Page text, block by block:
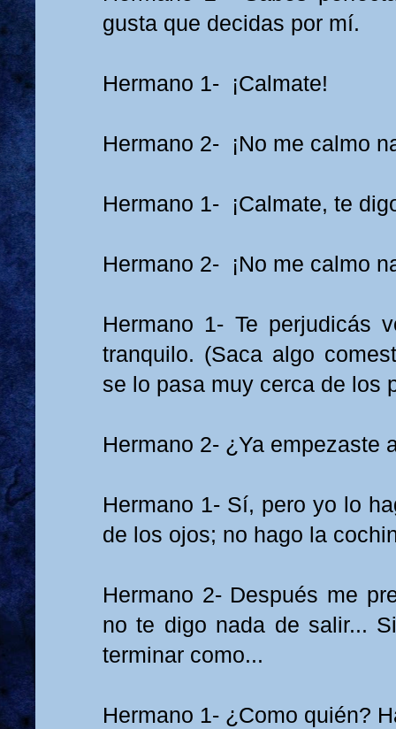
gusta que decidas por mí.
Hermano 1- ¡Calmate!
Hermano 2- ¡No me calmo
Hermano 1- ¡Calmate, te
Hermano 2- ¡No me calmo
Hermano 1- Te perjudicás
tranquilo. (Saca algo
se lo pasa muy cerca de los
Hermano 2- ¿Ya empezaste
Hermano 1- Sí, pero yo lo
de los ojos; no hago la
Hermano 2- Después me
no te digo nada de salir...
terminar como...
Hermano 1- ¿Como quién?